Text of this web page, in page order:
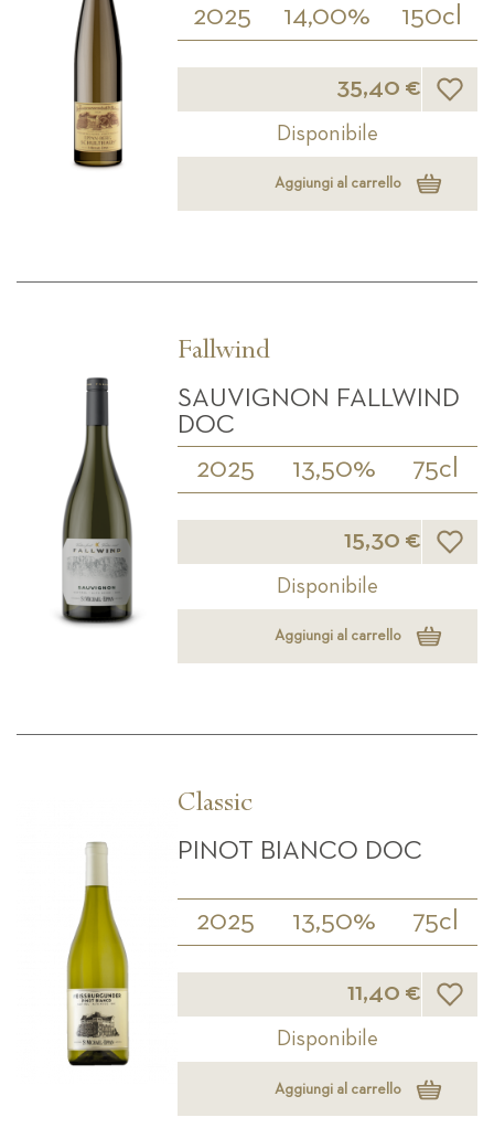
2025 14,00% 150cl
35,40 €
Disponibile
Aggiungi al carrello
Fallwind
SAUVIGNON FALLWIND
DOC
2025 13,50% 75cl
15,30 € Lista
Disponibile
Aggiungi al carrello
Classic
PINOT BIANCO DOC
2025 13,50% 75cl
11,40 € Lista
Disponibile
Aggiungi al carrello